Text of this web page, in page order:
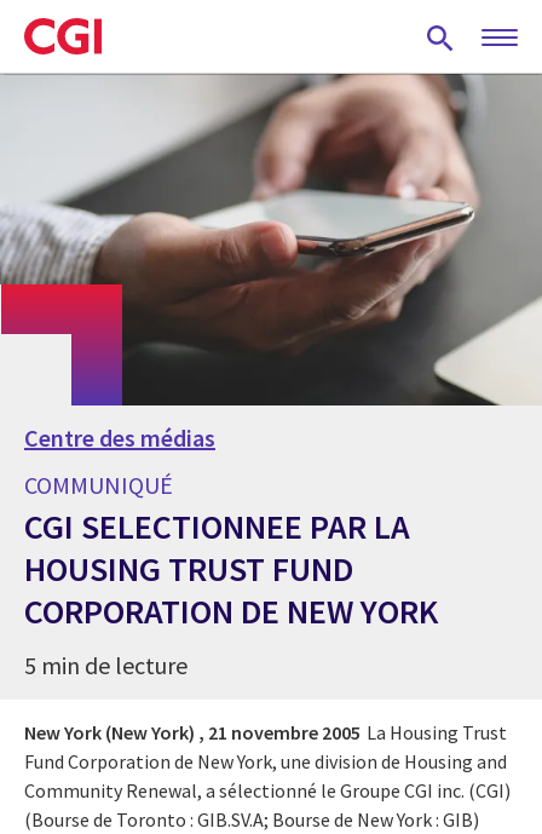
Skip
to
main
Centre des médias
COMMUNIQUÉ
CGI SELECTIONNEE PAR LA
HOUSING TRUST FUND
CORPORATION DE NEW YORK
5 min de lecture
New York (New York) , 21 novembre 2005 La Housing Trust
Fund Corporation de New York, une division de Housing and
Community Renewal, a sélectionné le Groupe CGI inc. (CGI)
(Bourse de Toronto : GIB.SV.A; Bourse de New York : GIB)